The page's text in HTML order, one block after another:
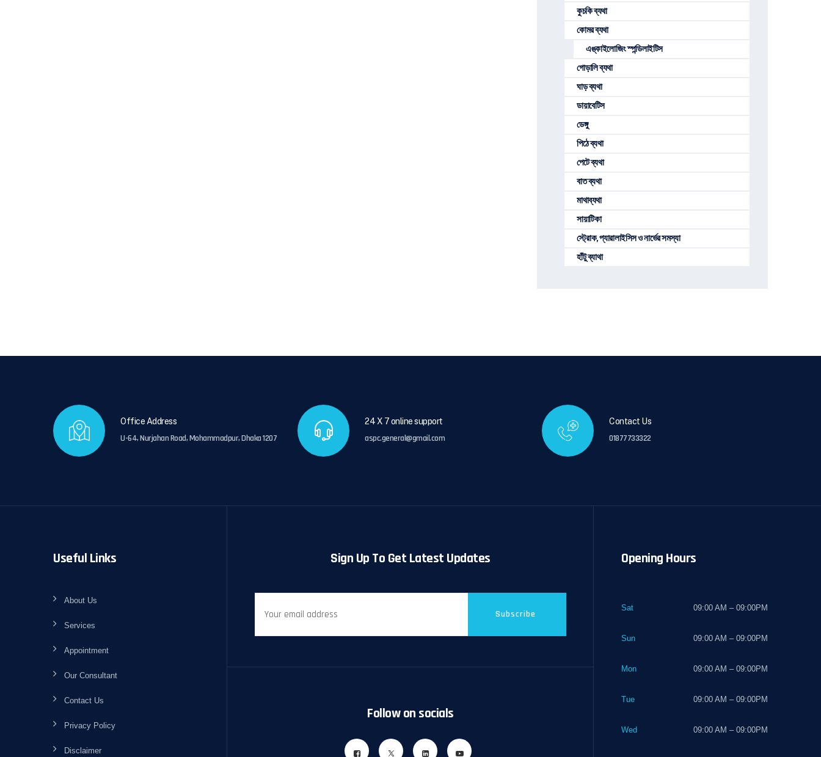
কুচকি ব্যথা
কোমর ব্যথা
এঙ্কাইলোজিং স্পন্ডিলাইটিস
গোড়ালি ব্যথা
ঘাড় ব্যথা
ডায়াবেটিস
ডেঙ্গু
পিঠে ব্যথা
পেটে ব্যথা
বাত ব্যথা
মাথাব্যথা
সায়াটিকা
স্ট্রোক, প্যারালাইসিস ও নার্ভের সমস্যা
হাঁটু ব্যাথা
Office Address
U-64, Nurjahan Road, Mohammadpur, Dhaka 1207
24 X 7 online support
aspc.general@gmail.com
Contact Us
01877733322
Useful Links
About Us
Services
Appointment
Our Consultant
Contact Us
Privacy Policy
Disclaimer
Sign Up To Get Latest Updates
Subscribe
Follow on socials
Opening Hours
Sat 09:00 AM – 09:00PM
Sun 09:00 AM – 09:00PM
Mon 09:00 AM – 09:00PM
Tue 09:00 AM – 09:00PM
Wed 09:00 AM – 09:00PM